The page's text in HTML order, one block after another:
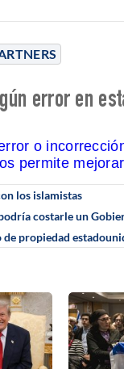
error en
o
permite
los islamistas
costarle un
propiedad